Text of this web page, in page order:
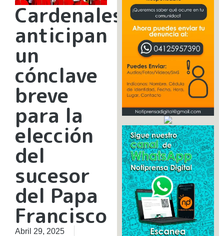
Cardenales
anticipan
un
cónclave
breve
para la
elección
del
sucesor
del Papa
Francisco
Abril 29, 2025